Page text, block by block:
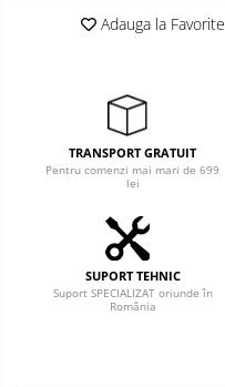
Adauga la Favorite
TRANSPORT GRATUIT
Pentru comenzi mai mari de 699
lei
SUPORT TEHNIC
Suport SPECIALIZAT oriunde în
România